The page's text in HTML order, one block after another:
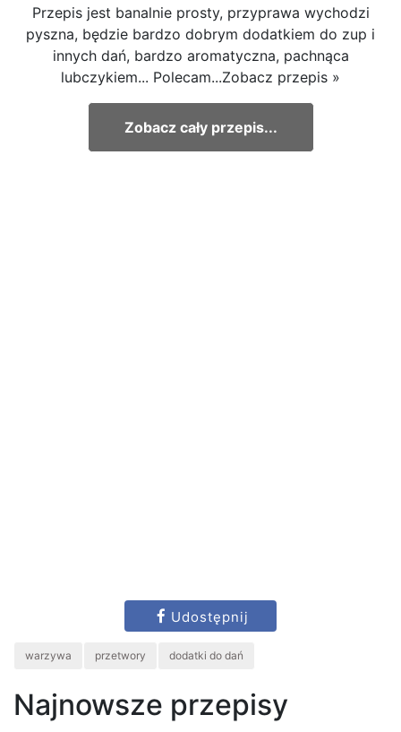
Przepis jest banalnie prosty, przyprawa wychodzi
pyszna, będzie bardzo dobrym dodatkiem do zup i
innych dań, bardzo aromatyczna, pachnąca
lubczykiem... Polecam...Zobacz przepis »
Zobacz cały przepis...
Udostępnij
warzywa przetwory dodatki do dań
Najnowsze przepisy